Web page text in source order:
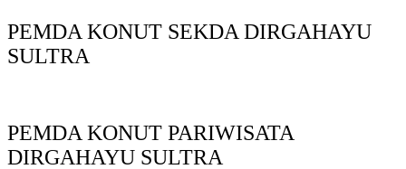
PEMDA KONUT SEKDA DIRGAHAYU
SULTRA
PEMDA KONUT PARIWISATA
DIRGAHAYU SULTRA